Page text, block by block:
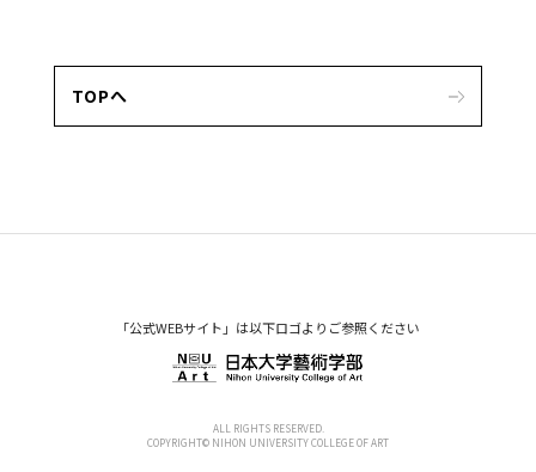
TOPへ
「公式WEBサイト」は以下ロゴよりご参照ください
ALL RIGHTS RESERVED.
COPYRIGHT© NIHON UNIVERSITY COLLEGE OF ART